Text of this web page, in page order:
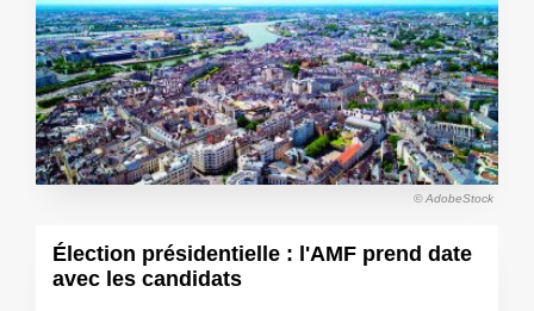
© AdobeStock
Élection présidentielle : l'AMF prend date
avec les candidats